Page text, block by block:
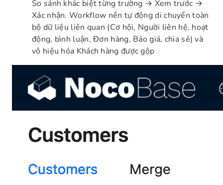
So sánh khác biệt từng trường → Xem trước →
Xác nhận. Workflow nền tự động di chuyển toàn
bộ dữ liệu liên quan (Cơ hội, Người liên hệ, hoạt
động, bình luận, Đơn hàng, Báo giá, chia sẻ) và
vô hiệu hóa Khách hàng được gộp